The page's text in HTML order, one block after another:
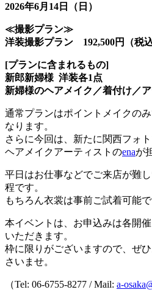
2026年6月14日（日）
≪撮影プラン≫
洋装撮影プラン 192,500円（税込
[プランに含まれるもの]
新郎新婦様 洋装各1点
新婦様のヘアメイク／着付け／
通常プランはポイントメイクの
なります。
さらに今回は、新たに関西フォ
ヘアメイクアーティストのenaが
平日はお仕事などでご来店が難
程です。
もちろん衣裳は事前ご試着可能で
本イベントは、お申込みは各開
いただきます。
枠に限りがございますので、ぜ
さいませ。
（Tel: 06-6755-8277 / Mail: a-